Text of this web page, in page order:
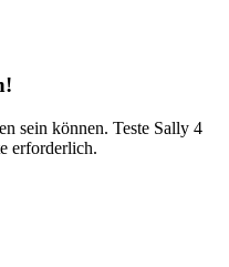
sein können. Teste Sally 4
erforderlich.